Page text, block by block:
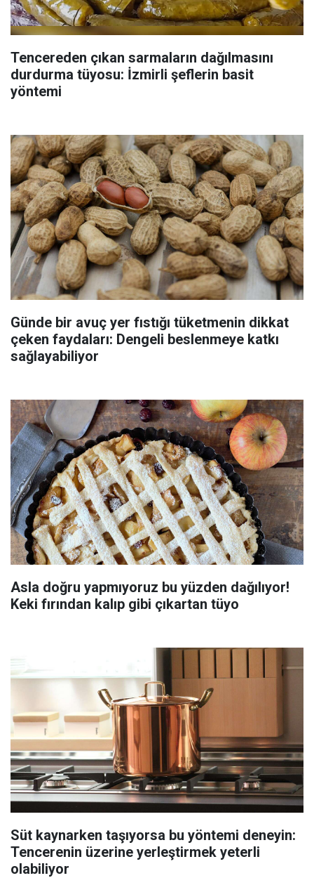
Tencereden çıkan sarmaların dağılmasını
durdurma tüyosu: İzmirli şeflerin basit
yöntemi
Günde bir avuç yer fıstığı tüketmenin dikkat
çeken faydaları: Dengeli beslenmeye katkı
sağlayabiliyor
Asla doğru yapmıyoruz bu yüzden dağılıyor!
Keki fırından kalıp gibi çıkartan tüyo
Süt kaynarken taşıyorsa bu yöntemi deneyin:
Tencerenin üzerine yerleştirmek yeterli
olabiliyor